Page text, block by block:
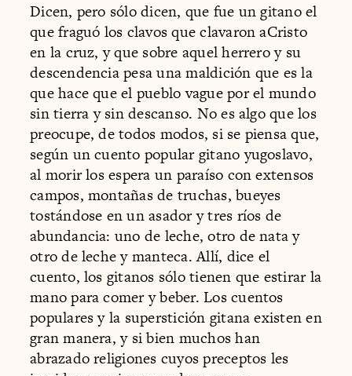
Dicen, pero sólo dicen, que fue un gitano el
que fraguó los clavos que clavaron aCristo
en la cruz, y que sobre aquel herrero y su
descendencia pesa una maldición que es la
que hace que el pueblo vague por el mundo
sin tierra y sin descanso. No es algo que los
preocupe, de todos modos, si se piensa que,
según un cuento popular gitano yugoslavo,
al morir los espera un paraíso con extensos
campos, montañas de truchas, bueyes
tostándose en un asador y tres ríos de
abundancia: uno de leche, otro de nata y
otro de leche y manteca. Allí, dice el
cuento, los gitanos sólo tienen que estirar la
mano para comer y beber. Los cuentos
populares y la superstición gitana existen en
gran manera, y si bien muchos han
abrazado religiones cuyos preceptos les